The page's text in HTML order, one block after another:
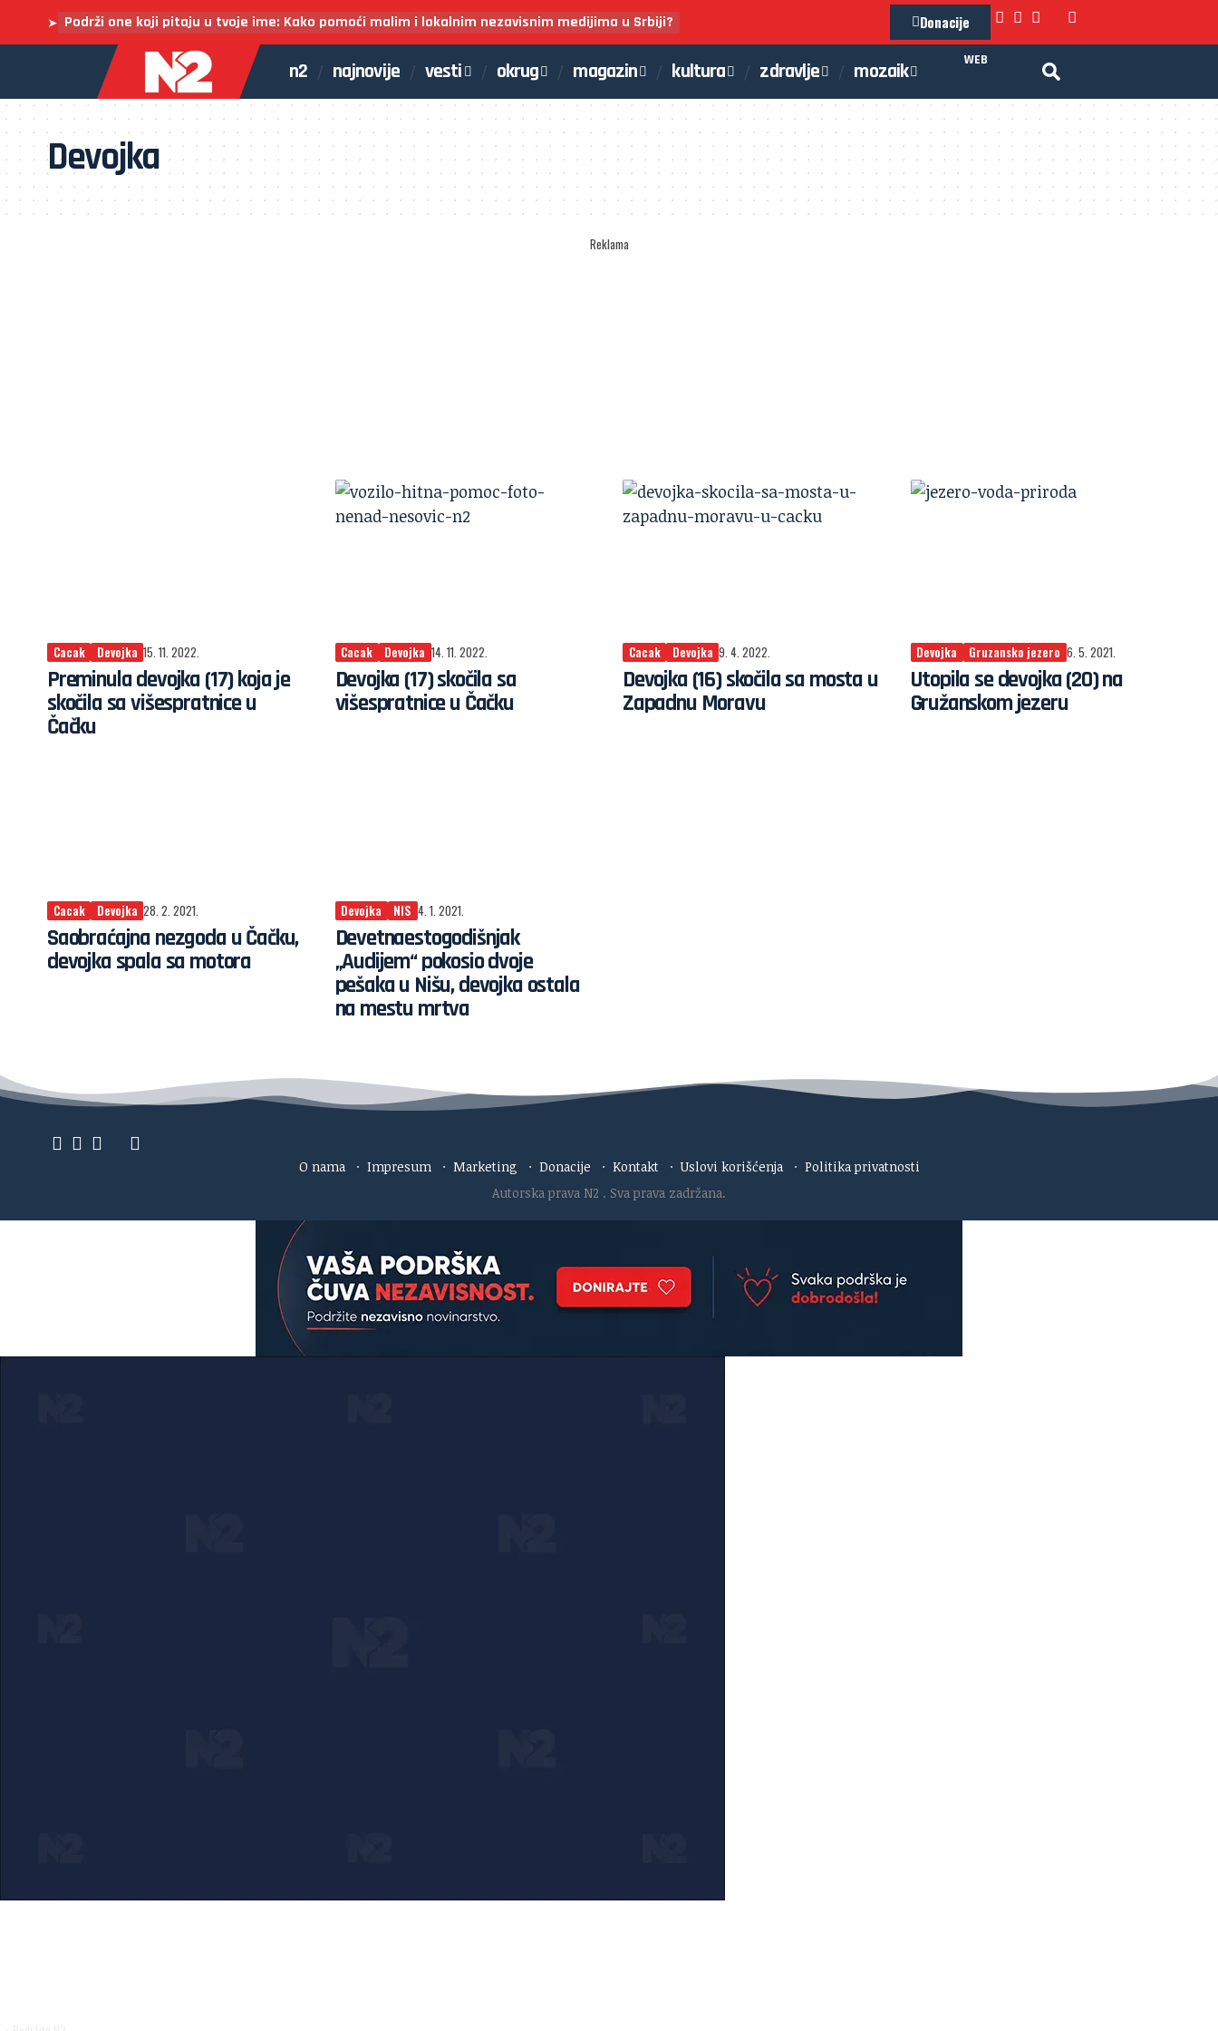
➤ Podrži one koji pitaju u tvoje ime: Kako pomoći malim i lokalnim nezavisnim medijima u Srbiji? Donacije
n2 najnovije vesti okrug magazin kultura zdravlje mozaik WEB
Devojka
Reklama
Cacak Devojka 15. 11. 2022.
Preminula devojka (17) koja je
skočila sa višespratnice u
Čačku
Cacak Devojka 14. 11. 2022.
Devojka (17) skočila sa
višespratnice u Čačku
Cacak Devojka 9. 4. 2022.
Devojka (16) skočila sa mosta u
Zapadnu Moravu
Devojka Gruzansko jezero 6. 5. 2021.
Utopila se devojka (20) na
Gružanskom jezeru
Cacak Devojka 28. 2. 2021.
Saobraćajna nezgoda u Čačku,
devojka spala sa motora
Devojka NIS 4. 1. 2021.
Devetnaestogodišnjak
„Audijem“ pokosio dvoje
pešaka u Nišu, devojka ostala
na mestu mrtva
O nama · Impresum · Marketing · Donacije · Kontakt · Uslovi korišćenja · Politika privatnosti
Autorska prava N2 . Sva prava zadržana.